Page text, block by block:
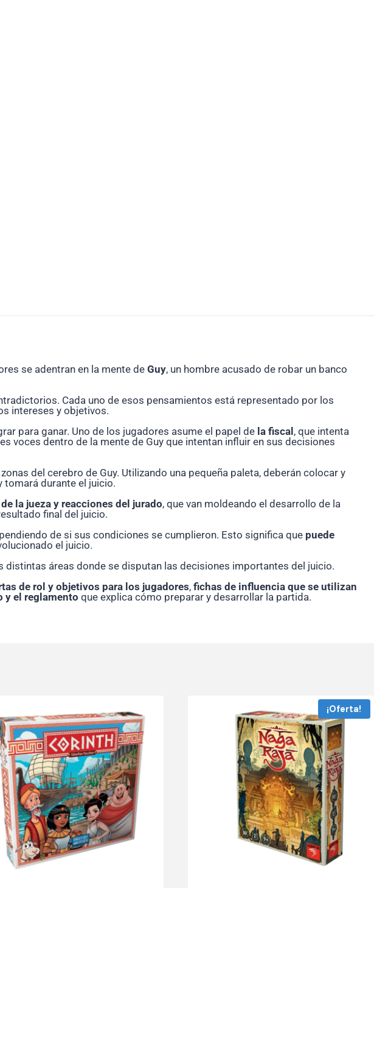
se adentran en la mente de Guy, un hombre acusado de robar un banco
Cada uno de esos pensamientos está representado por los
intereses y objetivos.
para ganar. Uno de los jugadores asume el papel de la fiscal , que intenta
voces dentro de la mente de Guy que intentan influir en sus decisiones
del cerebro de Guy. Utilizando una pequeña paleta, deberán colocar y
tomará durante el juicio.
la jueza y reacciones del jurado, que van moldeando el desarrollo de la
final del juicio.
de si sus condiciones se cumplieron. Esto significa que puede
el juicio.
distintas áreas donde se disputan las decisiones importantes del juicio.
de rol y objetivos para los jugadores, fichas de influencia que se utilizan
y el reglamento que explica cómo preparar y desarrollar la partida.
¡Oferta!